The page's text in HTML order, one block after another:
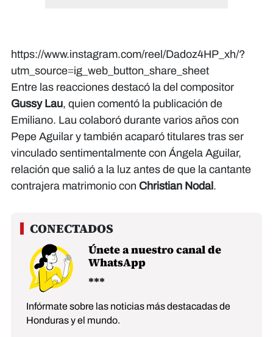
https://www.instagram.com/reel/Dadoz4HP_xh/?
utm_source=ig_web_button_share_sheet
Entre las reacciones destacó la del compositor
Gussy Lau, quien comentó la publicación de
Emiliano. Lau colaboró durante varios años con
Pepe Aguilar y también acaparó titulares tras ser
vinculado sentimentalmente con Ángela Aguilar,
relación que salió a la luz antes de que la cantante
contrajera matrimonio con Christian Nodal.
Únete a nuestro canal de
WhatsApp
Infórmate sobre las noticias más destacadas de
Honduras y el mundo.